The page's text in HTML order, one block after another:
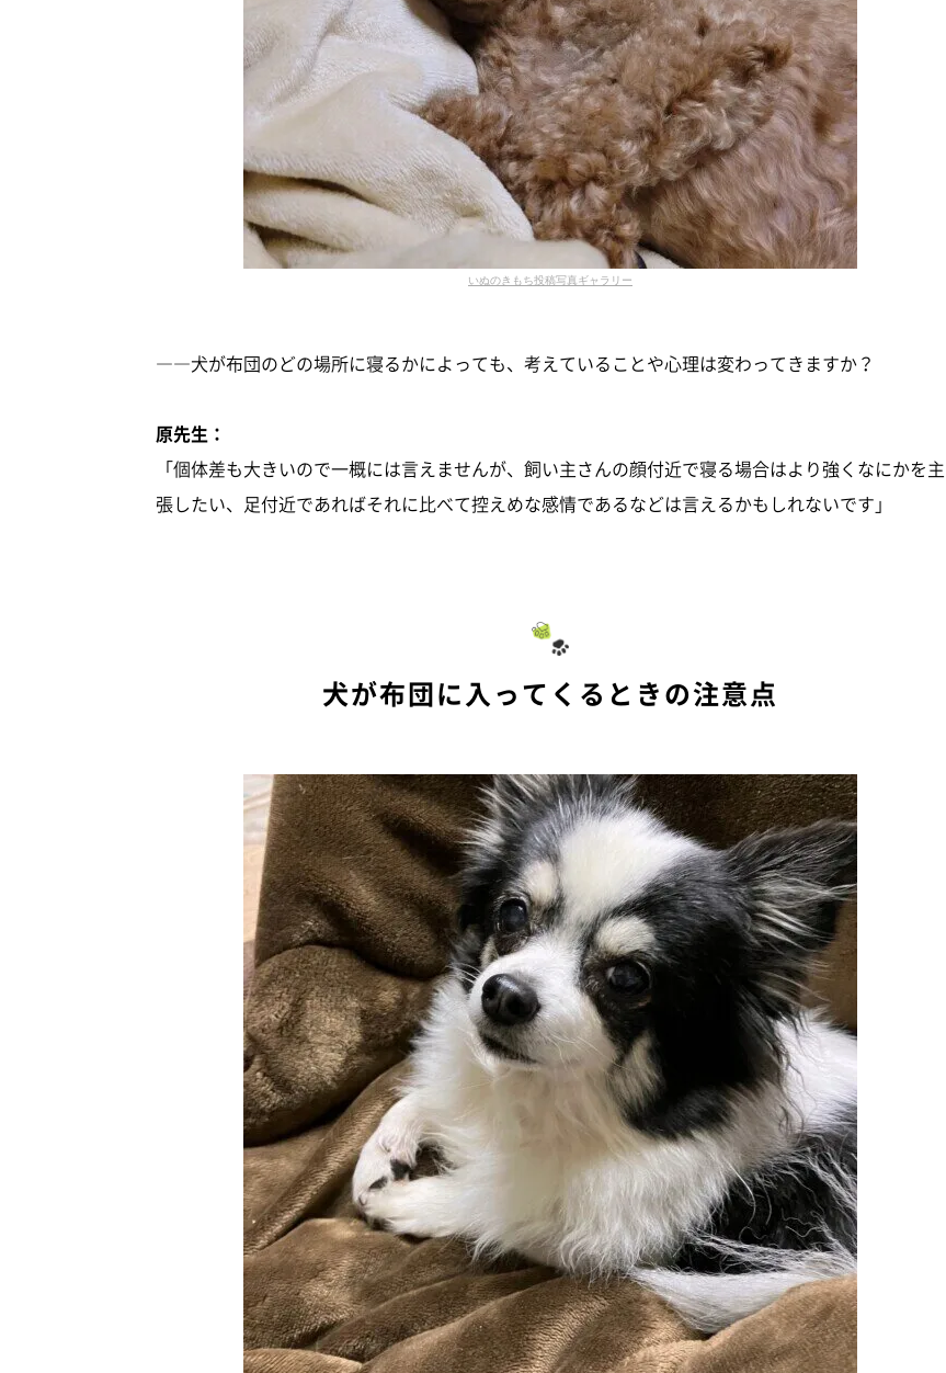
いぬのきもち投稿写真ギャラリー
――犬が布団のどの場所に寝るかによっても、考えていることや心理は変わってきますか？
原先生：
「個体差も大きいので一概には言えませんが、飼い主さんの顔付近で寝る場合はより強くなにかを主
張したい、足付近であればそれに比べて控えめな感情であるなどは言えるかもしれないです」
犬が布団に入ってくるときの注意点